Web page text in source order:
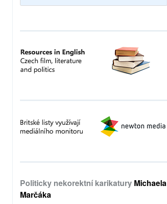
Politicky nekorektní karikatury Michaela
Marčáka